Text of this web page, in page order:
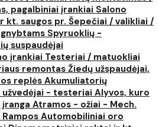
pagalbiniai įrankiai Salono
kt. saugos pr. Šepečiai / valikliai /
Spyruoklių -
suspaudėjai
įrankiai Testeriai / matuokliai
remontas Žiedų užspaudėjai,
replės Akumuliatorių
- testeriai Alyvos, kuro
Atramos - ožiai - Mech.
Automobiliniai oro